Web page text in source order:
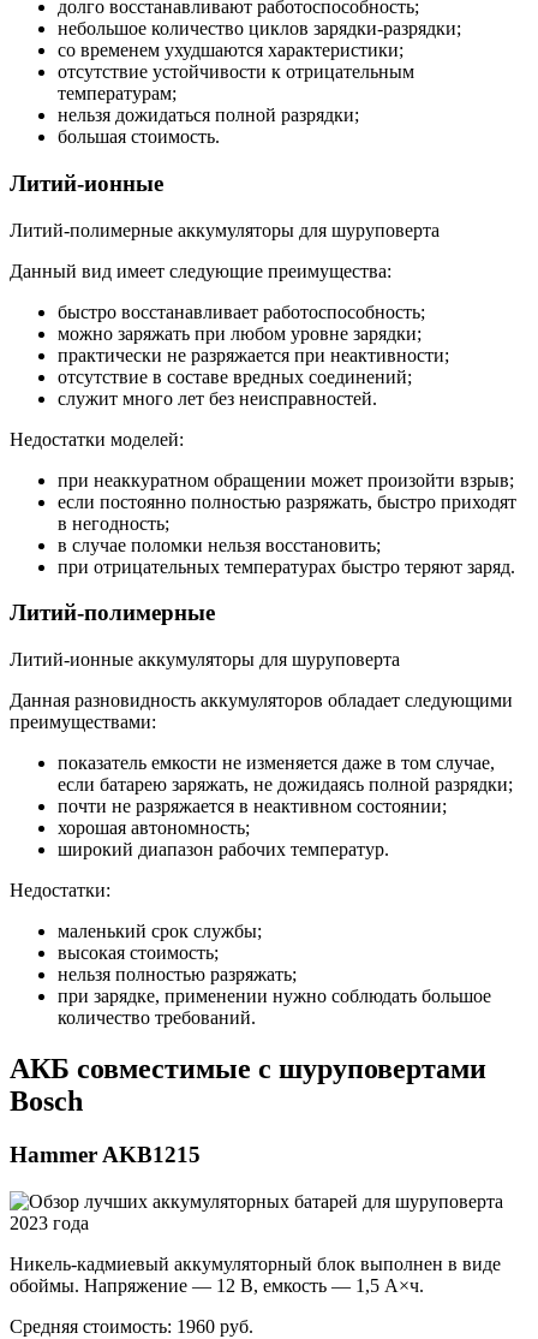
долго восстанавливают работоспособность;
небольшое количество циклов зарядки-разрядки;
со временем ухудшаются характеристики;
отсутствие устойчивости к отрицательным
температурам;
нельзя дожидаться полной разрядки;
большая стоимость.
Литий-ионные
Литий-полимерные аккумуляторы для шуруповерта
Данный вид имеет следующие преимущества:
быстро восстанавливает работоспособность;
можно заряжать при любом уровне зарядки;
практически не разряжается при неактивности;
отсутствие в составе вредных соединений;
служит много лет без неисправностей.
Недостатки моделей:
при неаккуратном обращении может произойти взрыв;
если постоянно полностью разряжать, быстро приходят
в негодность;
в случае поломки нельзя восстановить;
при отрицательных температурах быстро теряют заряд.
Литий-полимерные
Литий-ионные аккумуляторы для шуруповерта
Данная разновидность аккумуляторов обладает следующими
преимуществами:
показатель емкости не изменяется даже в том случае,
если батарею заряжать, не дожидаясь полной разрядки;
почти не разряжается в неактивном состоянии;
хорошая автономность;
широкий диапазон рабочих температур.
Недостатки:
маленький срок службы;
высокая стоимость;
нельзя полностью разряжать;
при зарядке, применении нужно соблюдать большое
количество требований.
АКБ совместимые с шуруповертами
Bosch
Hammer AKB1215
Никель-кадмиевый аккумуляторный блок выполнен в виде
обоймы. Напряжение — 12 В, емкость — 1,5 А×ч.
Средняя стоимость: 1960 руб.